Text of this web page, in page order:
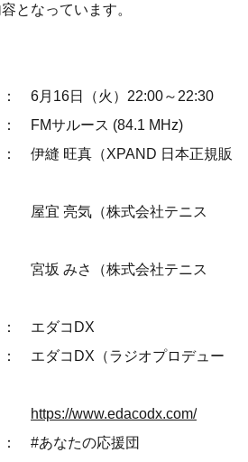
となっています。
日（火）22:00～22:30
ルース (84.1 MHz)
真（XPAND 日本正規販
株式会社テニス
株式会社テニス
ダコDX
エダコDX（ラジオプロデュー
https://www.edacodx.com/
あなたの応援団